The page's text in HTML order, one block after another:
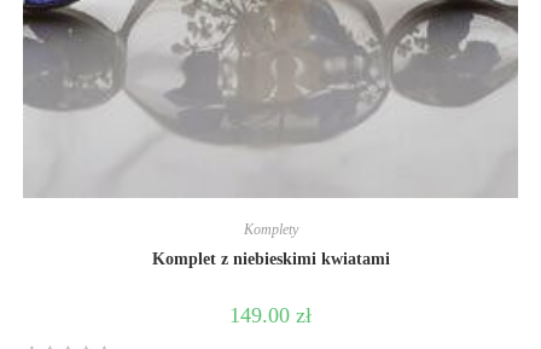
Komplety
Komplet z niebieskimi kwiatami
149.00 zł